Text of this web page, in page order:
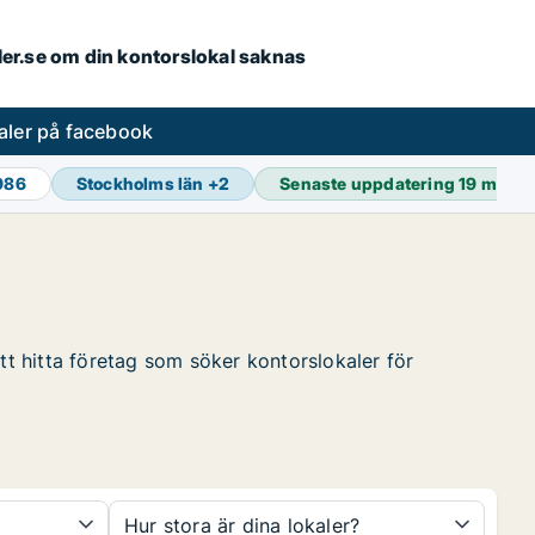
om din kontorslokal saknas
på facebook
Stockholms län +2 Senaste uppdatering19 min
hitta företag som söker kontorslokaler för
Hur stora är dina lokaler?